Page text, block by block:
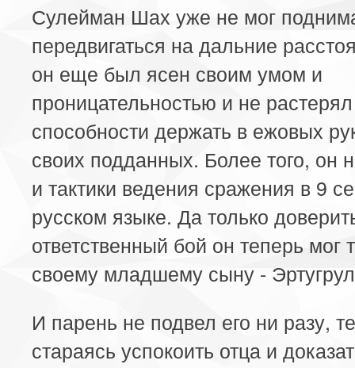
Сулейман Шах уже не мог
передвигаться на дальние
он еще был ясен своим умом и
проницательностью и не растерял
способности держать в ежовых
своих подданных. Более того, он
и тактики ведения сражения в 9
русском языке. Да только
ответственный бой он теперь мог
своему младшему сыну -
И парень не подвел его ни разу,
стараясь успокоить отца и